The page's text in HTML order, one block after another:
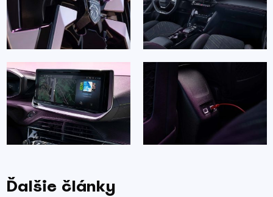
Ďalšie články